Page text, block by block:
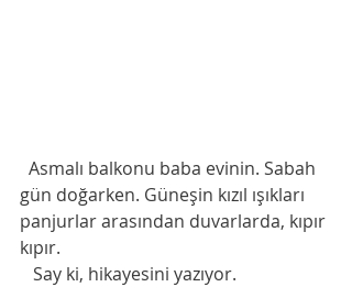
gün doğarken. Güneşin kızıl ışıkları
panjurlar arasından duvarlarda, kıpır
kıpır.
   Say ki, hikayesini yazıyor.